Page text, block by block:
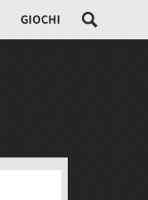
GIOCHI